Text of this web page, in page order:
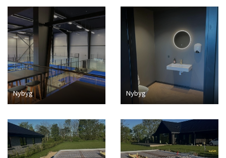
Nybyg Nybyg